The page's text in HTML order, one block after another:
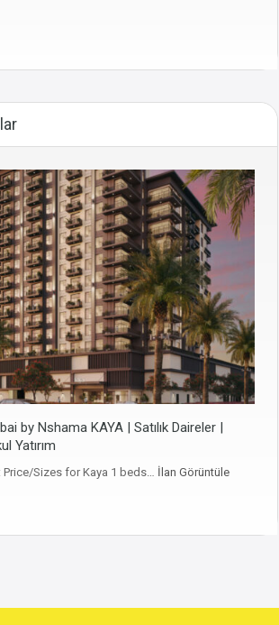
by Nshama KAYA | Satılık Daireler |
Yatırım
Price/Sizes for Kaya 1 beds… İlan Görüntüle